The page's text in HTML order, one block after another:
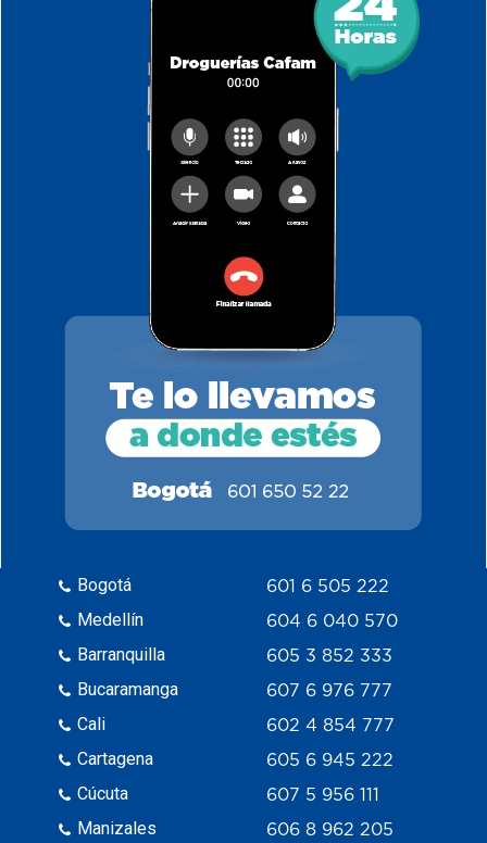
Bogotá
Medellín
Barranquilla
Bucaramanga
Cali
Cartagena
Cúcuta
Manizales
601 6 505 222
604 6 040 570
605 3 852 333
607 6 976 777
602 4 854 777
605 6 945 222
607 5 956 111
606 8 962 205